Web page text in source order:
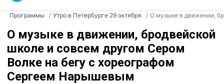
Программы Утро в Петербурге 29 октября О музыке в движении, бродвейской школе и совсем другом Сером Волке на бегу с хореографом Сергеем Нарышевым
О музыке в движении, бродвейской
школе и совсем другом Сером
Волке на бегу с хореографом
Сергеем Нарышевым